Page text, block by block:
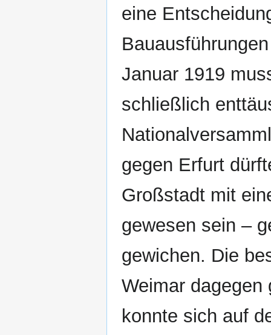
eine
Januar 1919
schließlich
gegen Erfurt
Großstadt mit
gewesen sein –
gewichen. Die
Weimar
konnte sich auf